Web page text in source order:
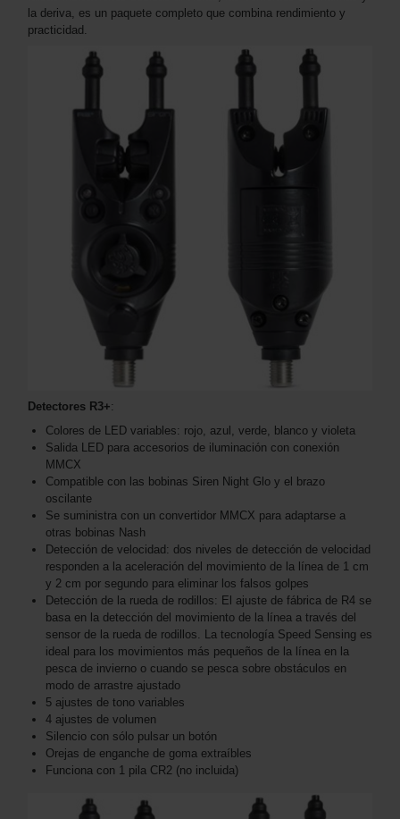
la deriva, es un paquete completo que combina rendimiento y
practicidad.
Detectores R3+:
Colores de LED variables: rojo, azul, verde, blanco y violeta
Salida LED para accesorios de iluminación con conexión
MMCX
Compatible con las bobinas Siren Night Glo y el brazo
oscilante
Se suministra con un convertidor MMCX para adaptarse a
otras bobinas Nash
Detección de velocidad: dos niveles de detección de velocidad
responden a la aceleración del movimiento de la línea de 1 cm
y 2 cm por segundo para eliminar los falsos golpes
Detección de la rueda de rodillos: El ajuste de fábrica de R4 se
basa en la detección del movimiento de la línea a través del
sensor de la rueda de rodillos. La tecnología Speed Sensing es
ideal para los movimientos más pequeños de la línea en la
pesca de invierno o cuando se pesca sobre obstáculos en
modo de arrastre ajustado
5 ajustes de tono variables
4 ajustes de volumen
Silencio con sólo pulsar un botón
Orejas de enganche de goma extraíbles
Funciona con 1 pila CR2 (no incluida)